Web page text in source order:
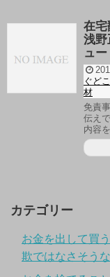
在
浅
ュー
ぐど
材
免責
伝え
内容
カテゴリー
お金を出して買
欺ではなさそう